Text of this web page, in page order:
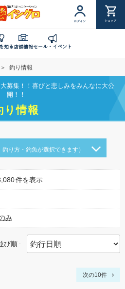
ログイン ショップ
知る店舗情報セール・イベント
釣り情報
募集！！喜びと悲しみをみんなに大公
開！！
り情報
釣り方・釣魚が選択できます）
件を表示
み
び順
次の10件